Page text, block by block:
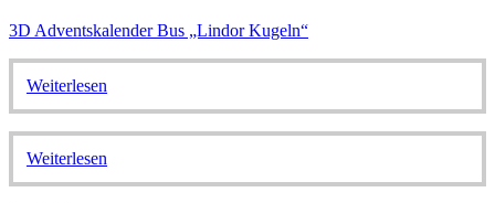
3D Adventskalender Bus „Lindor Kugeln“
Weiterlesen
Weiterlesen